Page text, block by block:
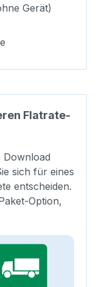
Gerät)
Flatrate-
Download
sich für eines
entscheiden.
Option,